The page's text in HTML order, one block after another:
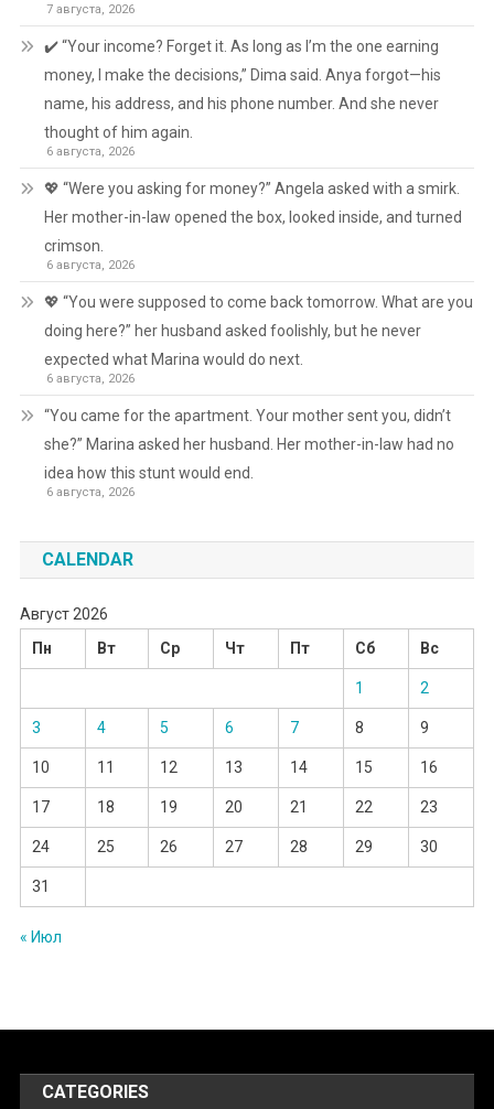
7 августа, 2026
✔️ “Your income? Forget it. As long as I’m the one earning
money, I make the decisions,” Dima said. Anya forgot—his
name, his address, and his phone number. And she never
thought of him again.
6 августа, 2026
💖 “Were you asking for money?” Angela asked with a smirk.
Her mother-in-law opened the box, looked inside, and turned
crimson.
6 августа, 2026
💖 “You were supposed to come back tomorrow. What are you
doing here?” her husband asked foolishly, but he never
expected what Marina would do next.
6 августа, 2026
“You came for the apartment. Your mother sent you, didn’t
she?” Marina asked her husband. Her mother-in-law had no
idea how this stunt would end.
6 августа, 2026
CALENDAR
Август 2026
Пн
Вт Ср Чт Пт Сб Вс
1 2
3 4 5 6 7 8 9
10 11 12 13 14 15 16
17 18 19 20 21 22 23
24 25 26 27 28 29 30
31
« Июл
CATEGORIES